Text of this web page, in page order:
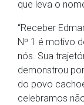
que leva o
“Receber
Nº 1 é motivo
nós. Sua
demonstrou
do povo
celebramos